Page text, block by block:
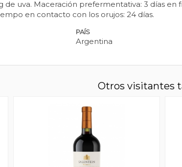
de uva. Maceración prefermentativa: 3 días
en contacto con los orujos: 24 días.
PAÍS
Argentina
Otros visitantes